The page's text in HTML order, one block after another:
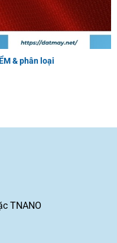
& phân loại
TNANO